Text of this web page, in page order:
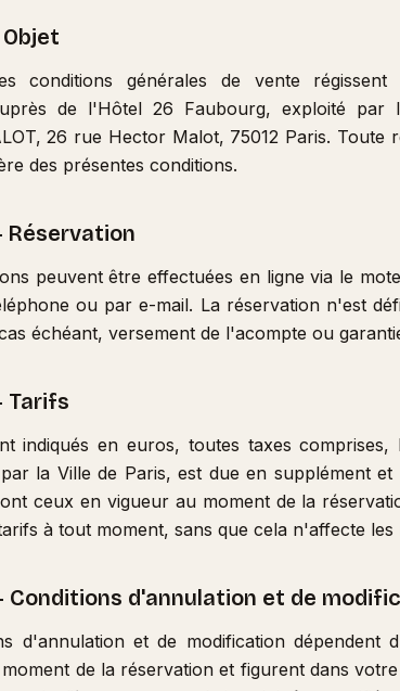
conditions générales de vente
de l'Hôtel 26 Faubourg, exploité par
26 rue Hector Malot, 75012 Paris. Toute
des présentes conditions.
peuvent être effectuées en ligne via le
ou par e-mail. La réservation n'est
échéant, versement de l'acompte ou
Tarifs
indiqués en euros, toutes taxes
la Ville de Paris, est due en supplément
ceux en vigueur au moment de la
à tout moment, sans que cela n'affecte
Conditions d'annulation et de
d'annulation et de modification dépendent
de la réservation et figurent dans